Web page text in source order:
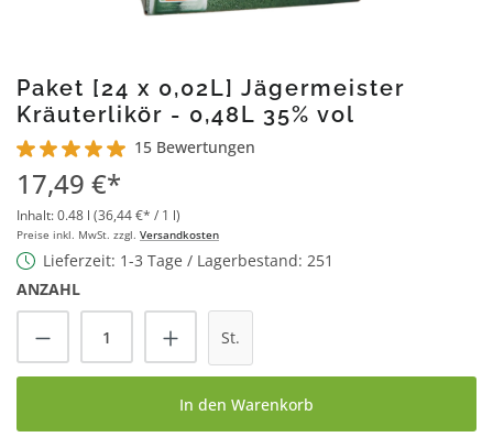
Paket [24 x 0,02L] Jägermeister
Kräuterlikör - 0,48L 35% vol
Durchschnittliche Bewertung von 5 von 5 Sternen
15 Bewertungen
17,49 €*
Inhalt:0.48 l (36,44 €* / 1 l)
Preise inkl. MwSt. zzgl. Versandkosten
Lieferzeit: 1-3 Tage / Lagerbestand: 251
ANZAHL
Produkt Anzahl: Gib den gewünschten
St.
In den Warenkorb